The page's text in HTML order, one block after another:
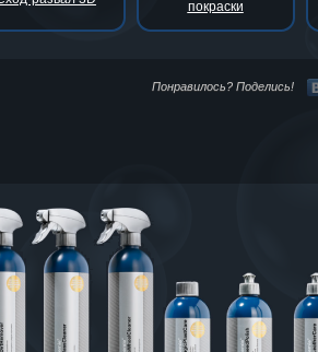
покраски
Понравилось? Поделись!